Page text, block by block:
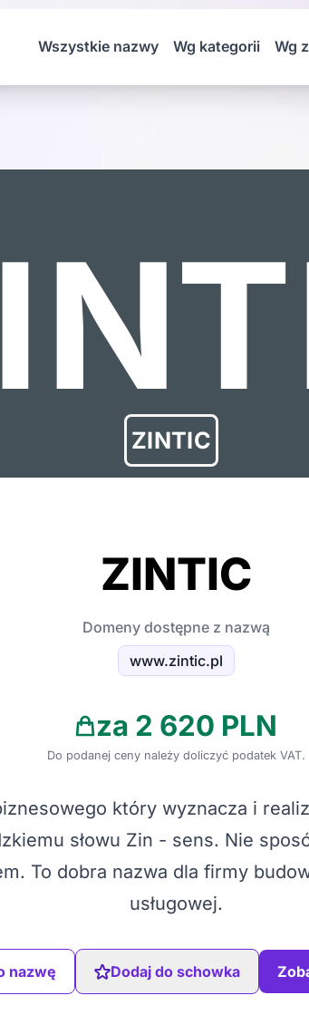
Wszystkie nazwy Wg kategorii Wg
ZINTIC
ZINTIC
Domeny dostępne z nazwą
www.zintic.pl
za 2 620 PLN
Do podanej ceny należy doliczyć podatek VAT.
który wyznacza i
słowu Zin - sens. Nie
To dobra nazwa dla firmy
usługowej.
nazwę Dodaj do schowka